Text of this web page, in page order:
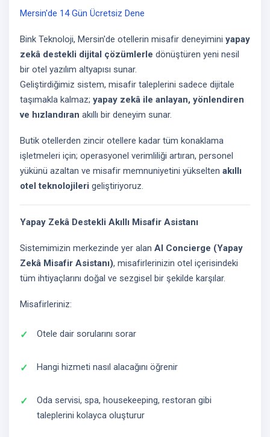
Mersin'de 14 Gün Ücretsiz Dene
Bink Teknoloji, Mersin'de otellerin misafir deneyimini yapay
zekâ destekli dijital çözümlerle dönüştüren yeni nesil
bir otel yazılım altyapısı sunar.
Geliştirdiğimiz sistem, misafir taleplerini sadece dijitale
taşımakla kalmaz; yapay zekâ ile anlayan, yönlendiren
ve hızlandıran akıllı bir deneyim sunar.
Butik otellerden zincir otellere kadar tüm konaklama
işletmeleri için; operasyonel verimliliği artıran, personel
yükünü azaltan ve misafir memnuniyetini yükselten akıllı
otel teknolojileri geliştiriyoruz.
Yapay Zekâ Destekli Akıllı Misafir Asistanı
Sistemimizin merkezinde yer alan AI Concierge (Yapay
Zekâ Misafir Asistanı), misafirlerinizin otel içerisindeki
tüm ihtiyaçlarını doğal ve sezgisel bir şekilde karşılar.
Misafirleriniz:
Otele dair sorularını sorar
Hangi hizmeti nasıl alacağını öğrenir
Oda servisi, spa, housekeeping, restoran gibi
taleplerini kolayca oluşturur